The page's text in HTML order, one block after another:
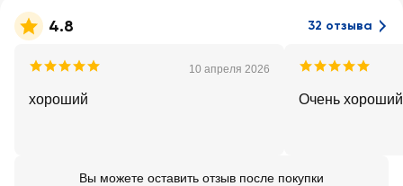
4.8 32 отзыва
10 апреля 2026
хороший Очень
Вы можете оставить отзыв после покупки